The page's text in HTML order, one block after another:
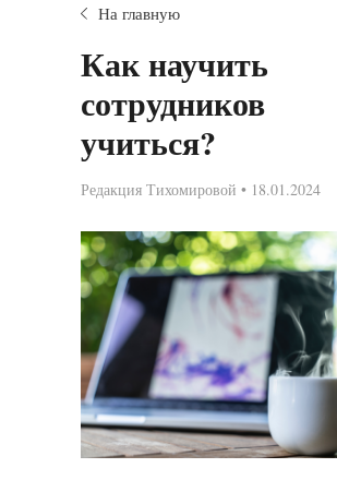
На главную
Как научить
сотрудников
учиться?
Редакция Тихомировой • 18.01.2024